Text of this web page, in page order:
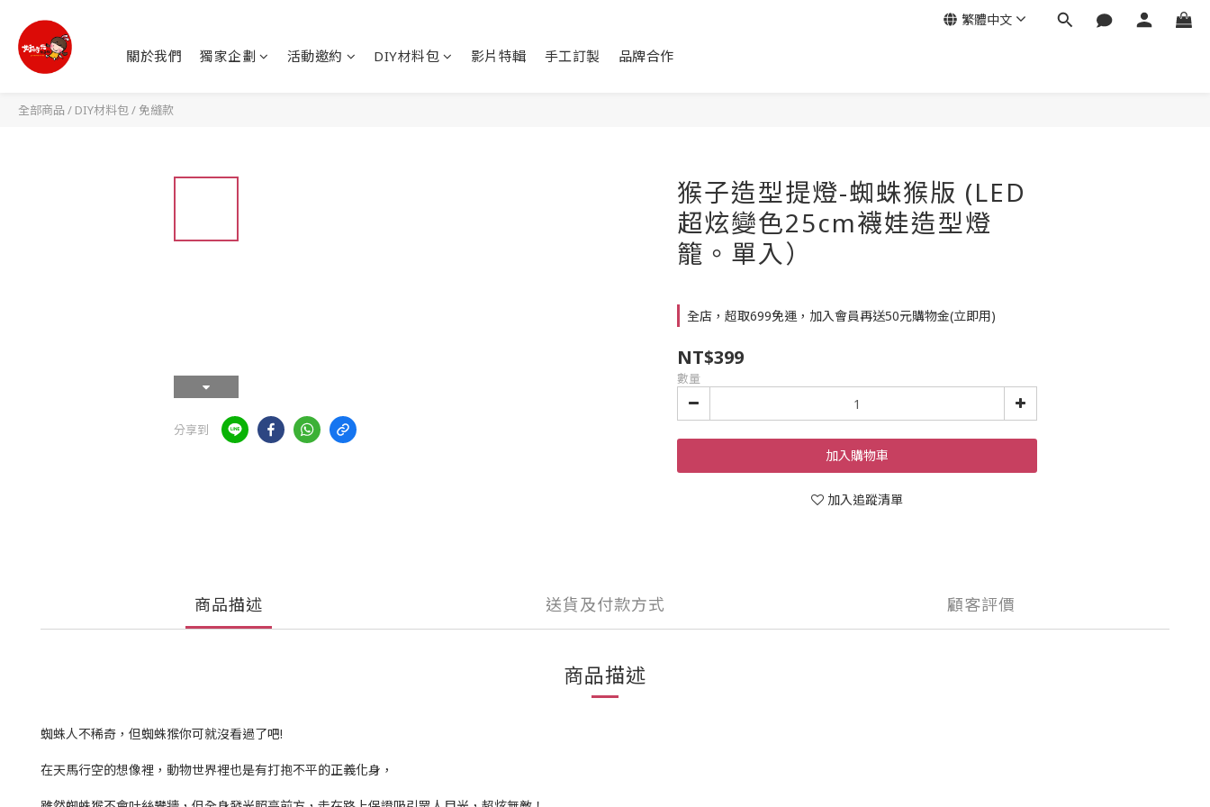
關於我們 獨家企劃 活動邀約 DIY材料包 影片特輯 手工訂製 品牌合作
繁體中文
全部商品 / DIY材料包/ 免縫款
分享到
猴子造型提燈-蜘蛛猴版 (LED
超炫變色25cm襪娃造型燈
籠。單入）
全店，超取699免運，加入會員再送50元購物金(立即用)
NT$399
數量
加入購物車
加入追蹤清單
商品描述 送貨及付款方式 顧客評價
商品描述
蜘蛛人不稀奇，但蜘蛛猴你可就沒看過了吧!
在天馬行空的想像裡，動物世界裡也是有打抱不平的正義化身，